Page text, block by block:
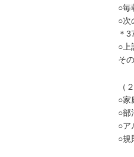
○毎
○次
＊
○上
そ
（
○家
○部
○ア
○規